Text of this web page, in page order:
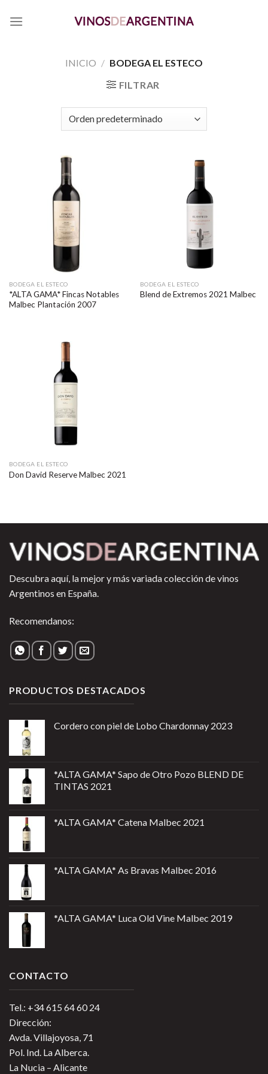
INICIO / BODEGA EL ESTECO
FILTRAR
BODEGA EL ESTECO
*ALTA GAMA* Fincas Notables
Malbec Plantación 2007
BODEGA EL ESTECO
Blend de Extremos 2021 Malbec
BODEGA EL ESTECO
Don David Reserve Malbec 2021
Descubra aquí, la mejor y más variada colección de vinos
Argentinos en España.
Recomendanos:
PRODUCTOS DESTACADOS
Cordero con piel de Lobo Chardonnay 2023
*ALTA GAMA* Sapo de Otro Pozo BLEND DE
TINTAS 2021
*ALTA GAMA* Catena Malbec 2021
*ALTA GAMA* As Bravas Malbec 2016
*ALTA GAMA* Luca Old Vine Malbec 2019
CONTACTO
Tel.: +34 615 64 60 24
Dirección:
Avda. Villajoyosa, 71
Pol. Ind. La Alberca.
La Nucia – Alicante